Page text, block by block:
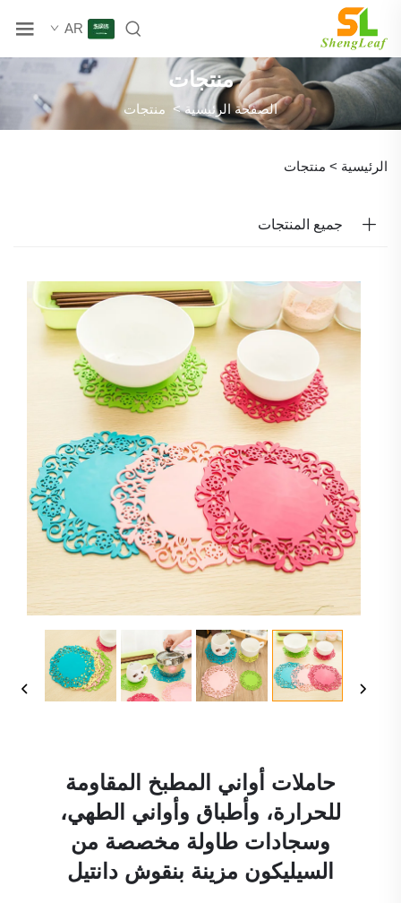
AR
منتجات
الصفحة الرئيسية> منتجات
الرئيسية > منتجات
جميع المنتجات
حاملات أواني المطبخ المقاومة
للحرارة، وأطباق وأواني الطهي،
وسجادات طاولة مخصصة من
السيليكون مزينة بنقوش دانتيل